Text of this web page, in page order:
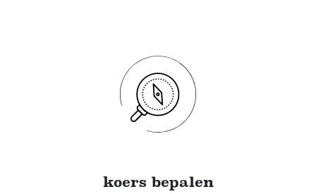
koers bepalen